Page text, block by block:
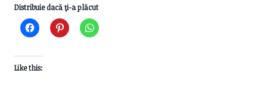
Distribuie dacă ţi-a plăcut
Like this: